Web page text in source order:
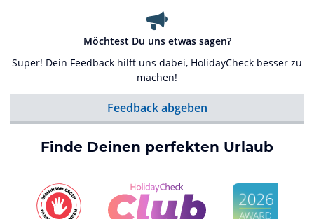
Möchtest Du uns etwas sagen?
Super! Dein Feedback hilft uns dabei, HolidayCheck besser zu
machen!
Feedback abgeben
Finde Deinen perfekten Urlaub